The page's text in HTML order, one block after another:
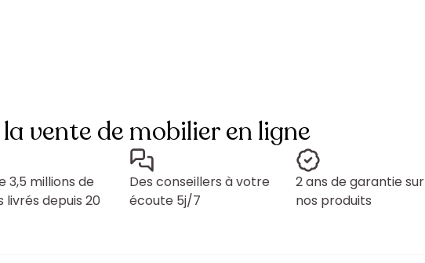
la vente de mobilier en ligne
3,5 millions de
livrés depuis 20
Des conseillers à votre
écoute 5j/7
2 ans de garantie sur
nos produits